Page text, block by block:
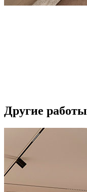
Другие работы